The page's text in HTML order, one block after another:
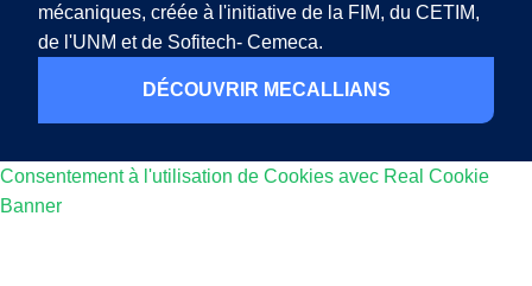
mécaniques, créée à l'initiative de la FIM, du CETIM,
de l'UNM et de Sofitech- Cemeca.
DÉCOUVRIR MECALLIANS
Consentement à l'utilisation de Cookies avec Real Cookie
Banner